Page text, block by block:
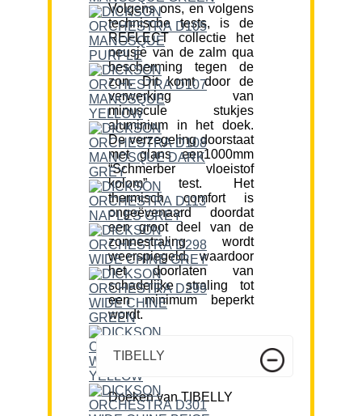
Volgens ons, en volgens
technische tests, is de
REFLECT collectie het
neusje van de zalm qua
bescherming tegen de
zon. Dit komt door de
verwerking van
minuscule stukjes
aluminium in het doek.
De verzegeling doorstaat
met glans een1000mm
“Schmerber vloeistof
kolom” test. Het
thermisch comfort is
ongeëvenaard doordat
een groot deel van de
zonnestraling wordt
weerspiegeld, waardoor
het doorlaten van
schadelijke straling tot
een minimum beperkt
wordt.
TIBELLY
Doeken van TIBELLY